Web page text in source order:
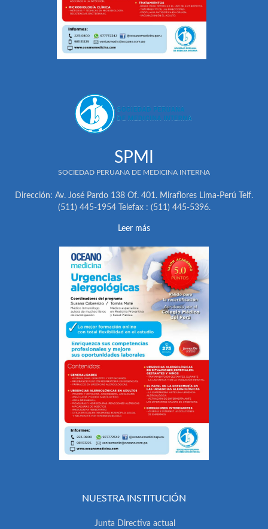
SPMI
SOCIEDAD PERUANA DE MEDICINA INTERNA
Dirección: Av. José Pardo 138 Of. 401. Miraflores Lima-Perú Telf.
(511) 445-1954 Telefax : (511) 445-5396.
Leer más
NUESTRA INSTITUCIÓN
Junta Directiva actual